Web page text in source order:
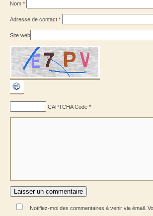
Nom *
Adresse de contact *
Site web
CAPTCHA Code *
Notifiez-moi des commentaires à venir via émail.